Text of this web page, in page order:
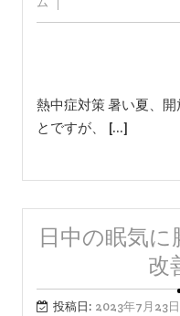
熱中症対策 暑い夏、
とですが、 […]
日中の眠気に
改
投稿日: 2023年7月23日